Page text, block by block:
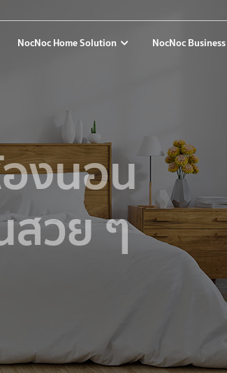
NocNoc Home Solution NocNoc Business
งนอน
วย ๆ